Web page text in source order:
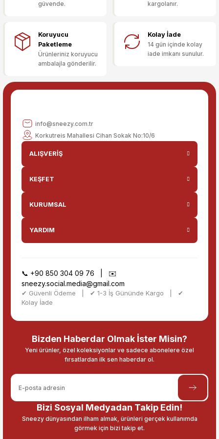
Ürün fiyatı diğer sitelerden daha pahalı.
Bu ürüne benzer farklı alternatifler olmalı.
güvende.
kargolanır.
Koruyucu
Paketleme
Ürünleriniz koruyucu
ambalajla gönderilir.
Kolay İade
14 gün içinde kolay
iade imkanı sunulur.
info@sneezy.com.tr
Korkutreis Mahallesi Cihan Sokak No:10/6
ALIŞVERİŞ
KEŞFET
KURUMSAL
YARDIM
📞 +90 850 304 09 76 | ✉️
sneezy.social.media@gmail.com
✔ Güvenli Ödeme | ✔ 1-3 İş Gününde Kargo | ✔
Kolay İade
Bizden Haberdar Olmak İster Misin?
Yeni ürünler, özel koleksiyonlar ve sadece abonelere özel
fırsatlardan ilk sen haberdar ol.
Bizi Sosyal Medyadan Takip Edin!
Sneezy dünyasından ilham almak, ürünleri gerçek kullanımda
görmek için bizi takip et.